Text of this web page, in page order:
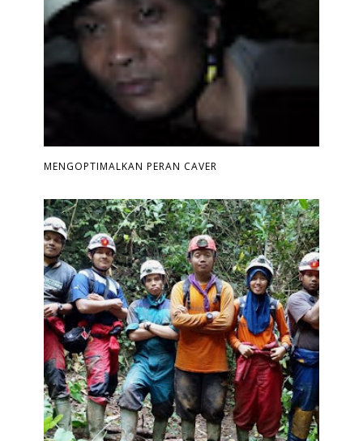
MENGOPTIMALKAN PERAN CAVER